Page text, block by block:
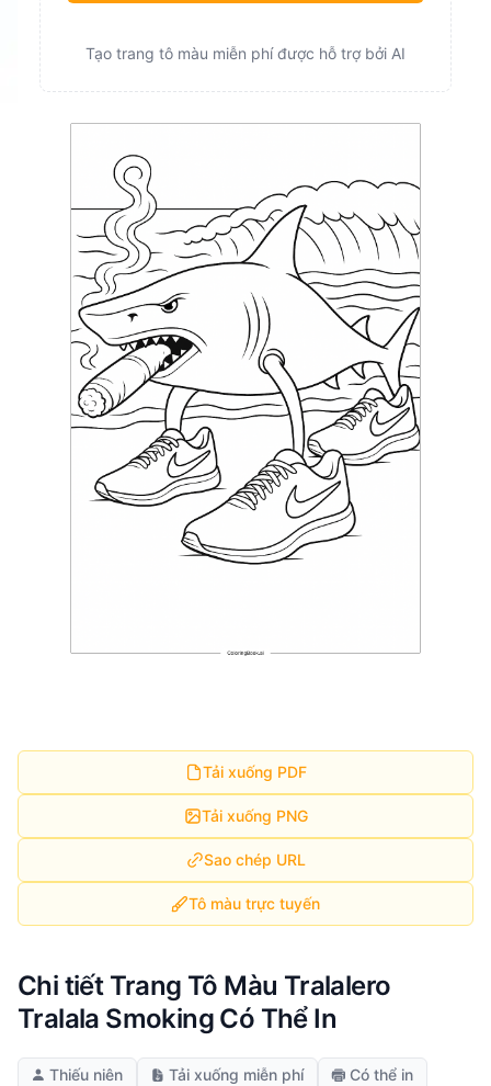
Tạo trang tô màu miễn phí được hỗ trợ bởi AI
Tải xuống PDF
Tải xuống PNG
Sao chép URL
Tô màu trực tuyến
Chi tiết Trang Tô Màu Tralalero
Tralala Smoking Có Thể In
Thiếu niên Tải xuống miễn phí Có thể in